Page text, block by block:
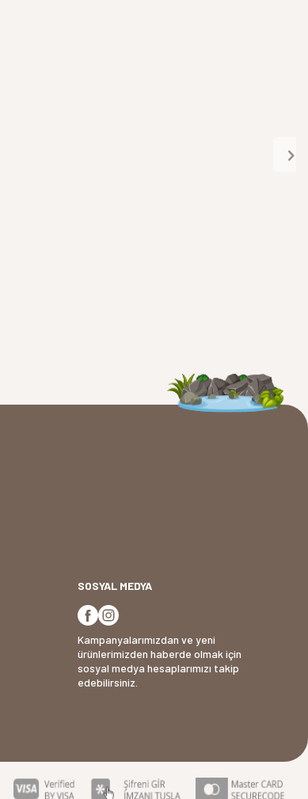
SOSYAL MEDYA
Kampanyalarımızdan ve yeni
ürünlerimizden haberde olmak için
sosyal medya hesaplarımızı takip
edebilirsiniz.